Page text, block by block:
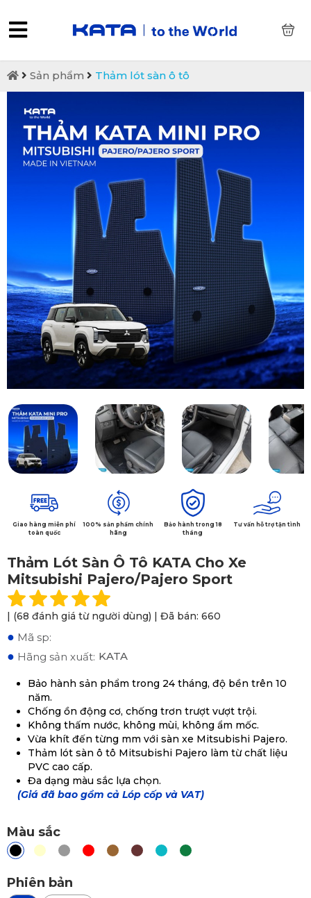
Sản phẩm Thảm lót sàn ô tô
Giao hàng miễn phí
toàn quốc
100% sản phẩm chính
hãng
Bảo hành trong 18
tháng
Tư vấn hỗ trợ tận tình
Thảm Lót Sàn Ô Tô KATA Cho Xe
Mitsubishi Pajero/Pajero Sport
| (68 đánh giá từ người dùng) | Đã bán: 660
● Mã sp:
● Hãng sản xuất: KATA
Bảo hành sản phẩm trong 24 tháng, độ bền trên 10
năm.
Chống ồn động cơ, chống trơn trượt vượt trội.
Không thấm nước, không mùi, không ẩm mốc.
Vừa khít đến từng mm với sàn xe Mitsubishi Pajero.
Thảm lót sàn ô tô Mitsubishi Pajero làm từ chất liệu
PVC cao cấp.
Đa dạng màu sắc lựa chọn.
(Giá đã bao gồm cả Lóp cốp và VAT)
Màu sắc
Phiên bản